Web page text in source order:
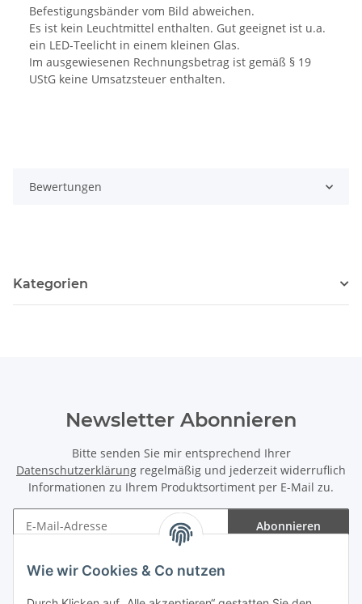
Wie wir Cookies & Co nutzen
Befestigungsbänder vom Bild abweichen.
Es ist kein Leuchtmittel enthalten. Gut geeignet ist u.a.
ein LED-Teelicht in einem kleinen Glas.
Im ausgewiesenen Rechnungsbetrag ist gemäß § 19
UStG keine Umsatzsteuer enthalten.
Bewertungen
Kategorien
Newsletter Abonnieren
Bitte senden Sie mir entsprechend Ihrer
Datenschutzerklärung regelmäßig und jederzeit widerruflich
Informationen zu Ihrem Produktsortiment per E-Mail zu.
Abonnieren